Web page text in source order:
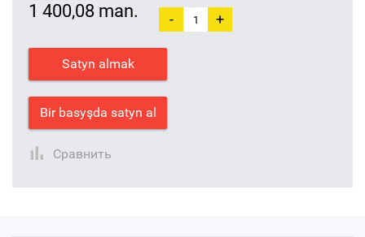
1 400,08 man. - +
Satyn almak
Bir basyşda satyn al
Сравнить